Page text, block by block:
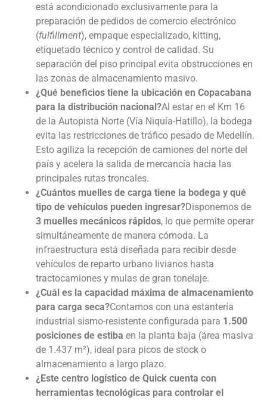
está acondicionado exclusivamente para la
preparación de pedidos de comercio electrónico
(fulfillment), empaque especializado, kitting,
etiquetado técnico y control de calidad. Su
separación del piso principal evita obstrucciones en
las zonas de almacenamiento masivo.
¿Qué beneficios tiene la ubicación en Copacabana
para la distribución nacional?Al estar en el Km 16
de la Autopista Norte (Vía Niquía-Hatillo), la bodega
evita las restricciones de tráfico pesado de Medellín.
Esto agiliza la recepción de camiones del norte del
país y acelera la salida de mercancía hacia las
principales rutas troncales.
¿Cuántos muelles de carga tiene la bodega y qué
tipo de vehículos pueden ingresar?Disponemos de
3 muelles mecánicos rápidos, lo que permite operar
simultáneamente de manera cómoda. La
infraestructura está diseñada para recibir desde
vehículos de reparto urbano livianos hasta
tractocamiones y mulas de gran tonelaje.
¿Cuál es la capacidad máxima de almacenamiento
para carga seca?Contamos con una estantería
industrial sismo-resistente configurada para 1.500
posiciones de estiba en la planta baja (área masiva
de 1.437 m²), ideal para picos de stock o
almacenamiento a largo plazo.
¿Este centro logístico de Quick cuenta con
herramientas tecnológicas para controlar el